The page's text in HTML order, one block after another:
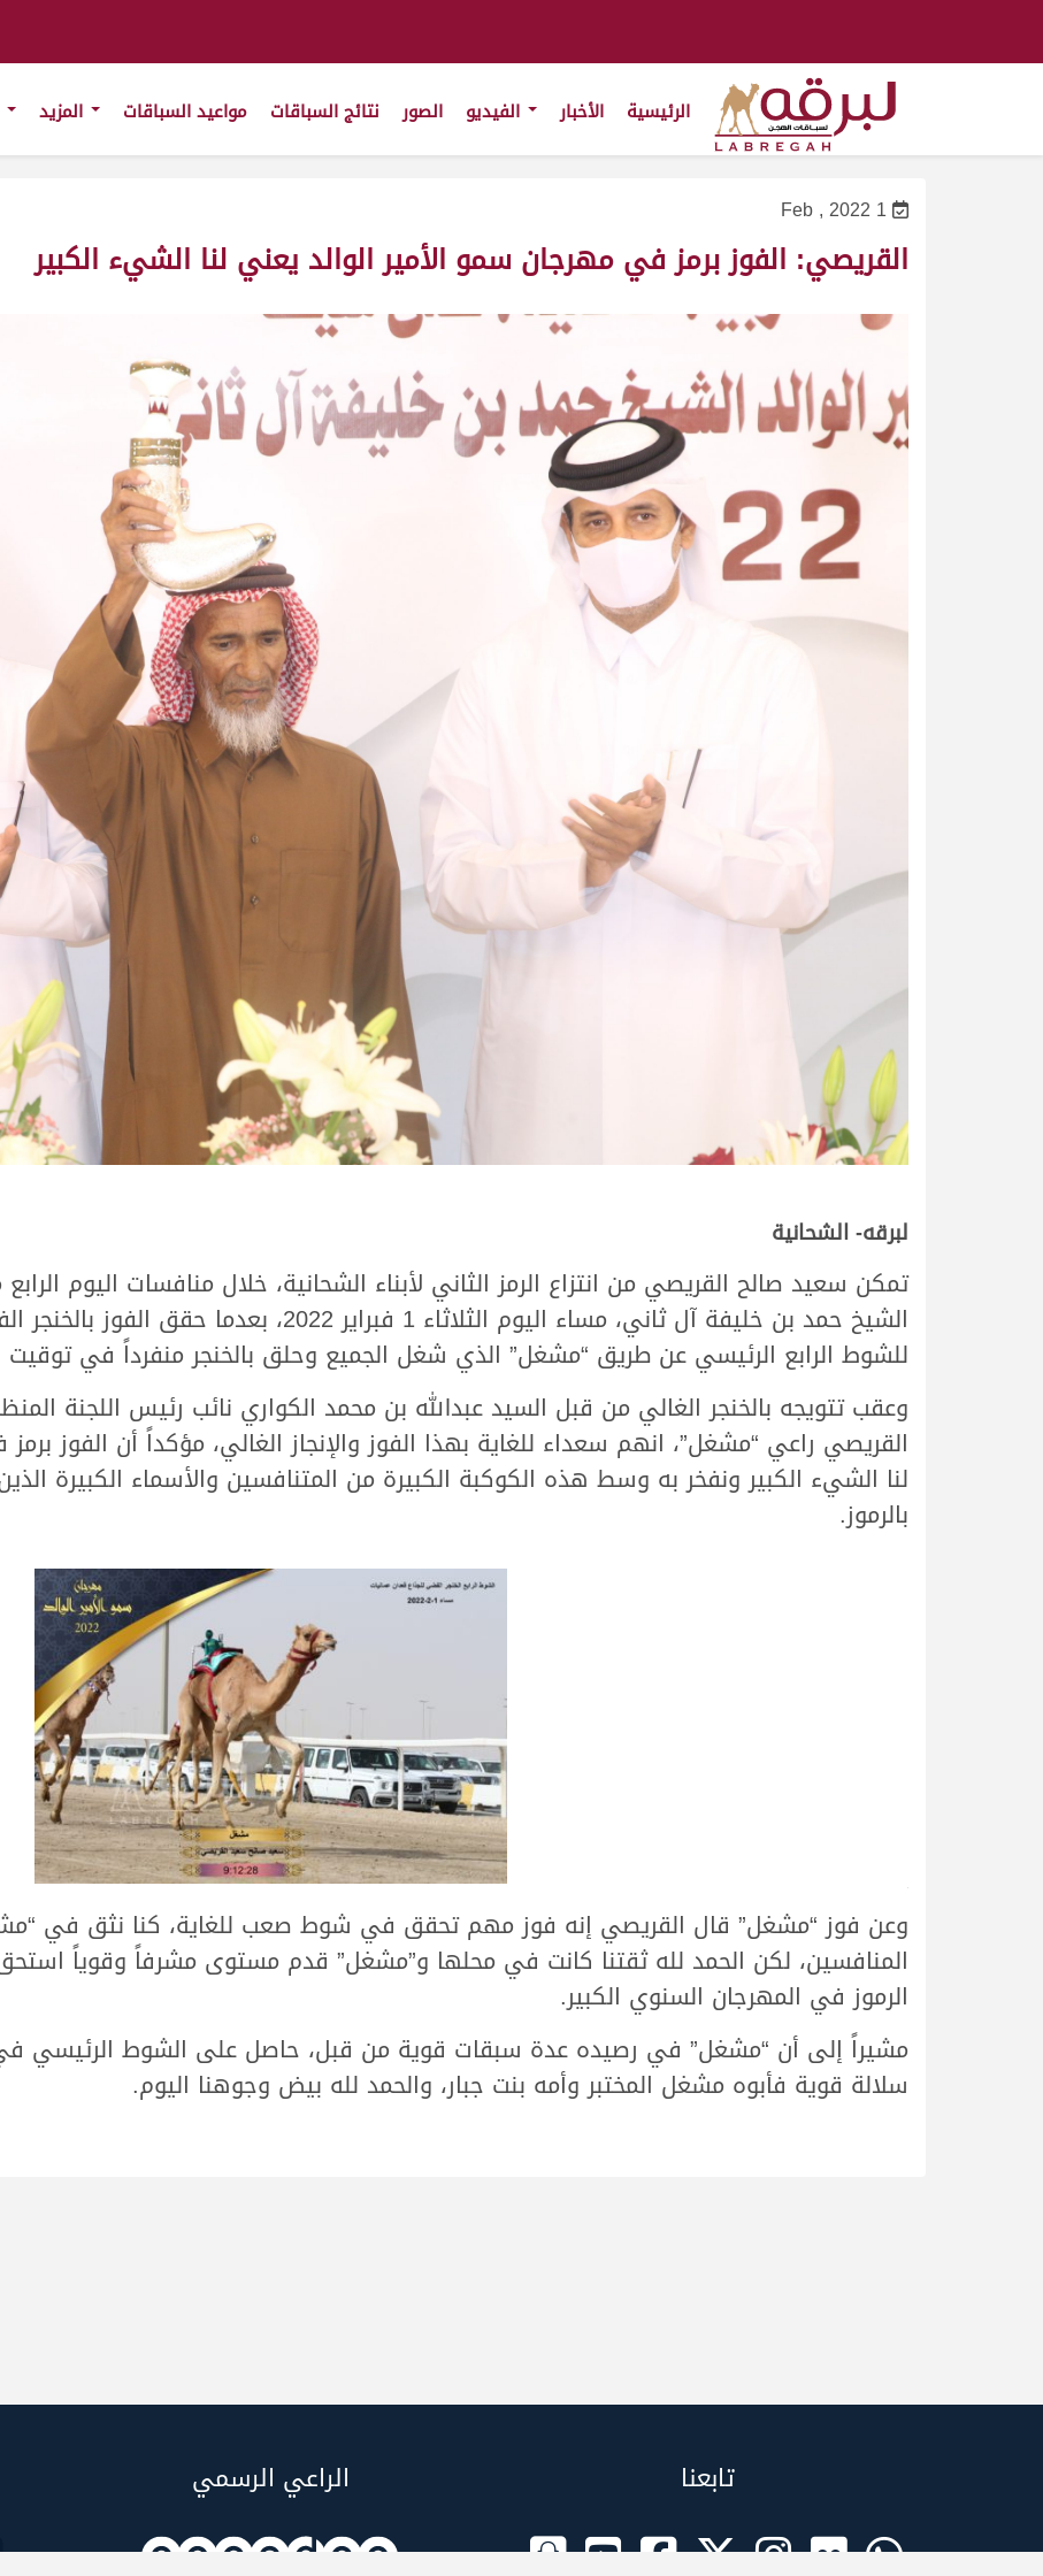
الرئيسية الأخبار الصور نتائج السباقات مواعيد السباقات
1 Feb , 2022
القريصي: الفوز برمز في مهرجان سمو الأمير الوالد يعني لنا الشيء الكبير
لبرقه- الشحانية
تمكن سعيد صالح القريصي من انتزاع الرمز الثاني لأبناء الشحانية، خلال منافسات اليوم
الشيخ حمد بن خليفة آل ثاني، مساء اليوم الثلاثاء 1
للشوط الرابع الرئيسي عن طريق “مشغل” الذي شغل الجميع وحلق بالخنجر منفرداً في توقيت زمني قدره
وعقب تتويجه بالخنجر الغالي من قبل السيد عبدالله بن محمد الكواري نائب رئيس اللجنة
القريصي راعي “مشغل”، انهم سعداء للغاية بهذا الفوز والإنجاز الغالي، مؤكداً أن الفوز
لنا الشيء الكبير ونفخر به وسط هذه الكوكبة الكبيرة من المتنافسين والأسماء الكبيرة
بالرموز.
.
وعن فوز “مشغل” قال القريصي إنه فوز مهم تحقق في شوط صعب للغاية، كنا نثق في
المنافسين، لكن الحمد لله ثقتنا كانت في محلها و”مشغل” قدم مستوى مشرفاً وقوياً
الرموز في المهرجان السنوي الكبير.
مشيراً إلى أن “مشغل” في رصيده عدة سبقات قوية من قبل، حاصل على الشوط الرئيسي في
سلالة قوية فأبوه مشغل المختبر وأمه بنت جبار، والحمد لله بيض وجوهنا اليوم.
تابعنا الراعي الرسمي